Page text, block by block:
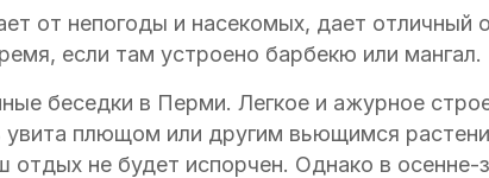
от непогоды и насекомых, дает
если там устроено барбекю или мангал.
беседки в Перми. Легкое и ажурное
плющом или другим вьющимся
не будет испорчен. Однако в осенне-